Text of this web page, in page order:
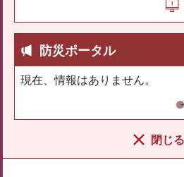
防災ポータル
現在、情報はありません。
閉じる